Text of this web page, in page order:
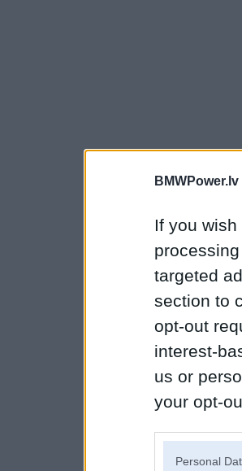
BMWPower.lv
If you
targeted
section to
opt-out
interest-
us or
your opt-
Personal